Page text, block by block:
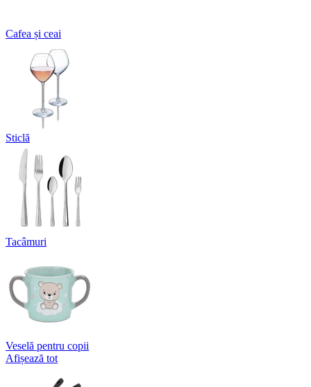
Cafea și ceai
Sticlă
Tacâmuri
Veselă pentru copii
Afișează tot